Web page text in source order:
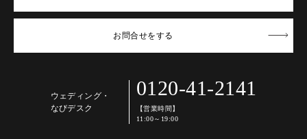
お問合せをする
ウェディング・
なびデスク
0120-41-2141
【営業時間】
11:00～19:00